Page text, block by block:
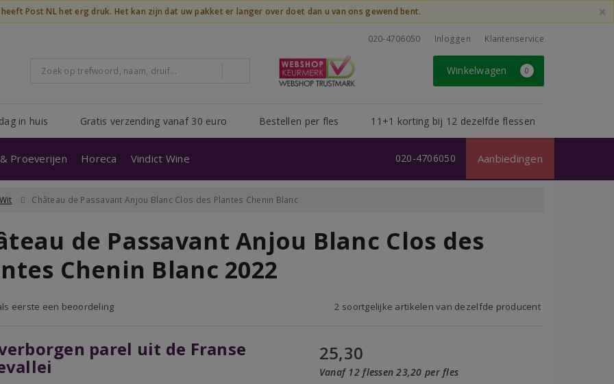
Post NL het erg druk. Het kan zijn dat uw pakket er langer over doet dan u van ons gewend bent. ×
020-4706050 Inloggen Klantenservice
Winkelwagen 0
in huis Gratis verzending vanaf 30 euro Bestellen per fles 11+1 korting bij 12 dezelfde flessen
Proeverijen Horeca Vindict Wine Aanbiedingen
020-4706050
Wit Château de Passavant Anjou Blanc Clos des Plantes Chenin Blanc
de Passavant Anjou Blanc Clos des
Chenin Blanc 2022
eerste een beoordeling 2 soortgelijke artikelen van dezelfde producent
parel uit de Franse 25,30
Vanaf 12 flessen 23,20 per fles